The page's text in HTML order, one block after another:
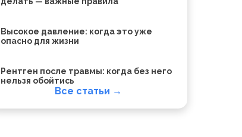
Высокое давление: когда это уже
опасно для жизни
Рентген после травмы: когда без него
нельзя обойтись
Все статьи →